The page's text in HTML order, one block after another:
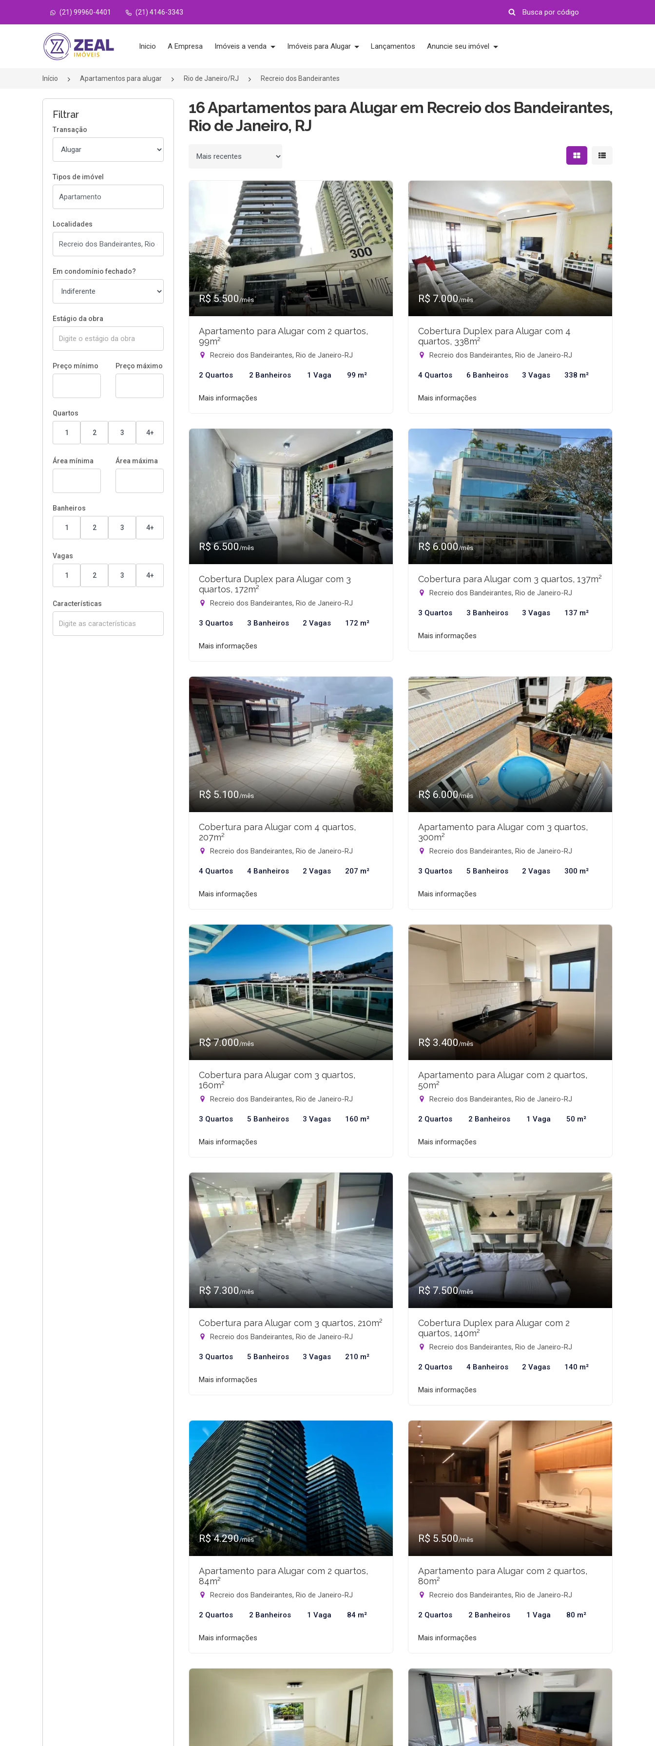
(21) 99960-4401 (21) 4146-3343
Página inicial
Inicio A Empresa Imóveis a venda Imóveis para Alugar Lançamentos Anuncie seu imóvel
Início Apartamentos para alugar Rio de Janeiro/RJ Recreio dos Bandeirantes
Filtrar
Transação
Tipos de imóvel
Localidades
Em condomínio fechado?
Estágio da obra
Preço mínimo Preço máximo
Quartos
1 2 3 4+
Área mínima Área máxima
Banheiros
1 2 3 4+
Vagas
1 2 3 4+
Características
16 Apartamentos para Alugar em Recreio dos Bandeirantes,
Rio de Janeiro, RJ
Ordenar por Mostrar resultados em
Mostrar
R$ 5.500/mês
Apartamento para Alugar com 2 quartos,
99m²
Recreio dos Bandeirantes, Rio de Janeiro-RJ
2 Quartos 2 Banheiros 1 Vaga 99 m²
Mais informações
R$ 7.000/mês
Cobertura Duplex para Alugar com 4
quartos, 338m²
Recreio dos Bandeirantes, Rio de Janeiro-RJ
4 Quartos 6 Banheiros 3 Vagas 338 m²
Mais informações
R$ 6.500/mês
Cobertura Duplex para Alugar com 3
quartos, 172m²
Recreio dos Bandeirantes, Rio de Janeiro-RJ
3 Quartos 3 Banheiros 2 Vagas 172 m²
Mais informações
R$ 6.000/mês
Cobertura para Alugar com 3 quartos, 137m²
Recreio dos Bandeirantes, Rio de Janeiro-RJ
3 Quartos 3 Banheiros 3 Vagas 137 m²
Mais informações
R$ 5.100/mês
Cobertura para Alugar com 4 quartos,
207m²
Recreio dos Bandeirantes, Rio de Janeiro-RJ
4 Quartos 4 Banheiros 2 Vagas 207 m²
Mais informações
R$ 6.000/mês
Apartamento para Alugar com 3 quartos,
300m²
Recreio dos Bandeirantes, Rio de Janeiro-RJ
3 Quartos 5 Banheiros 2 Vagas 300 m²
Mais informações
R$ 7.000/mês
Cobertura para Alugar com 3 quartos,
160m²
Recreio dos Bandeirantes, Rio de Janeiro-RJ
3 Quartos 5 Banheiros 3 Vagas 160 m²
Mais informações
R$ 3.400/mês
Apartamento para Alugar com 2 quartos,
50m²
Recreio dos Bandeirantes, Rio de Janeiro-RJ
2 Quartos 2 Banheiros 1 Vaga 50 m²
Mais informações
R$ 7.300/mês
Cobertura para Alugar com 3 quartos, 210m²
Recreio dos Bandeirantes, Rio de Janeiro-RJ
3 Quartos 5 Banheiros 3 Vagas 210 m²
Mais informações
R$ 7.500/mês
Cobertura Duplex para Alugar com 2
quartos, 140m²
Recreio dos Bandeirantes, Rio de Janeiro-RJ
2 Quartos 4 Banheiros 2 Vagas 140 m²
Mais informações
R$ 4.290/mês
Apartamento para Alugar com 2 quartos,
84m²
Recreio dos Bandeirantes, Rio de Janeiro-RJ
2 Quartos 2 Banheiros 1 Vaga 84 m²
Mais informações
R$ 5.500/mês
Apartamento para Alugar com 2 quartos,
80m²
Recreio dos Bandeirantes, Rio de Janeiro-RJ
2 Quartos 2 Banheiros 1 Vaga 80 m²
Mais informações